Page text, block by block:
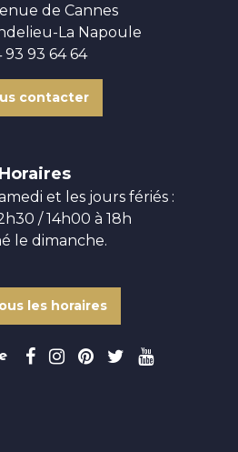
de Cannes
La Napoule
93 93 64 64
contacter
Horaires
et les jours fériés :
/ 14h00 à 18h
le dimanche.
les horaires